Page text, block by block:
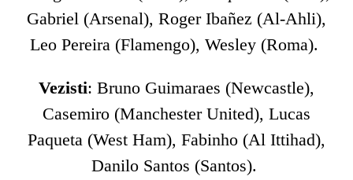
Gabriel (Arsenal), Roger Ibañez (Al-Ahli),
Leo Pereira (Flamengo), Wesley (Roma).
Vezisti: Bruno Guimaraes (Newcastle),
Casemiro (Manchester United), Lucas
Paqueta (West Ham), Fabinho (Al Ittihad),
Danilo Santos (Santos).